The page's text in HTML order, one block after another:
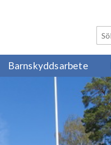
Barnskyddsarbete